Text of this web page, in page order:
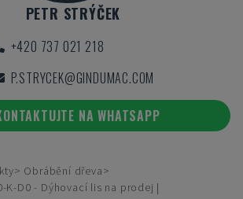
PETR STRÝČEK
+420 737 021 218
P.STRYCEK@GINDUMAC.COM
NA WHATSAPP
Obrábění dřeva
K-D0 - Dýhovací lis na prodej |